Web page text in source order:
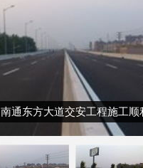
南通东方大道交安工程施工顺